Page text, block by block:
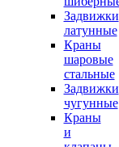
Задвижки
латунные
Краны
шаровые
стальные
Задвижки
чугунные
Краны
и